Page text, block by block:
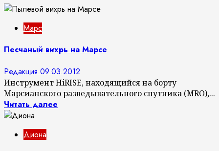
Марс
Песчаный вихрь на Марсе
Редакция 09.03.2012
Инструмент HiRISE, находящийся на борту
Марсианского разведывательного спутника (MRO),...
Читать далее
Диона